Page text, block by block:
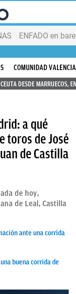
ENFADO en
COMUNIDAD
DESDE MARRUECOS,
a qué
toros de José
de Castilla
de hoy,
de Leal, Castilla
ante una corrida
buena corrida de